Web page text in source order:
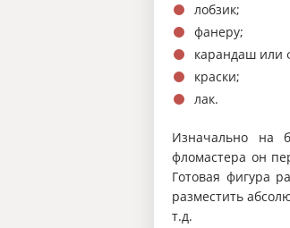
лобзик;
фанеру;
карандаш или
краски;
лак.
Изначально на
фломастера он
Готовая фигура
разместить
т.д.